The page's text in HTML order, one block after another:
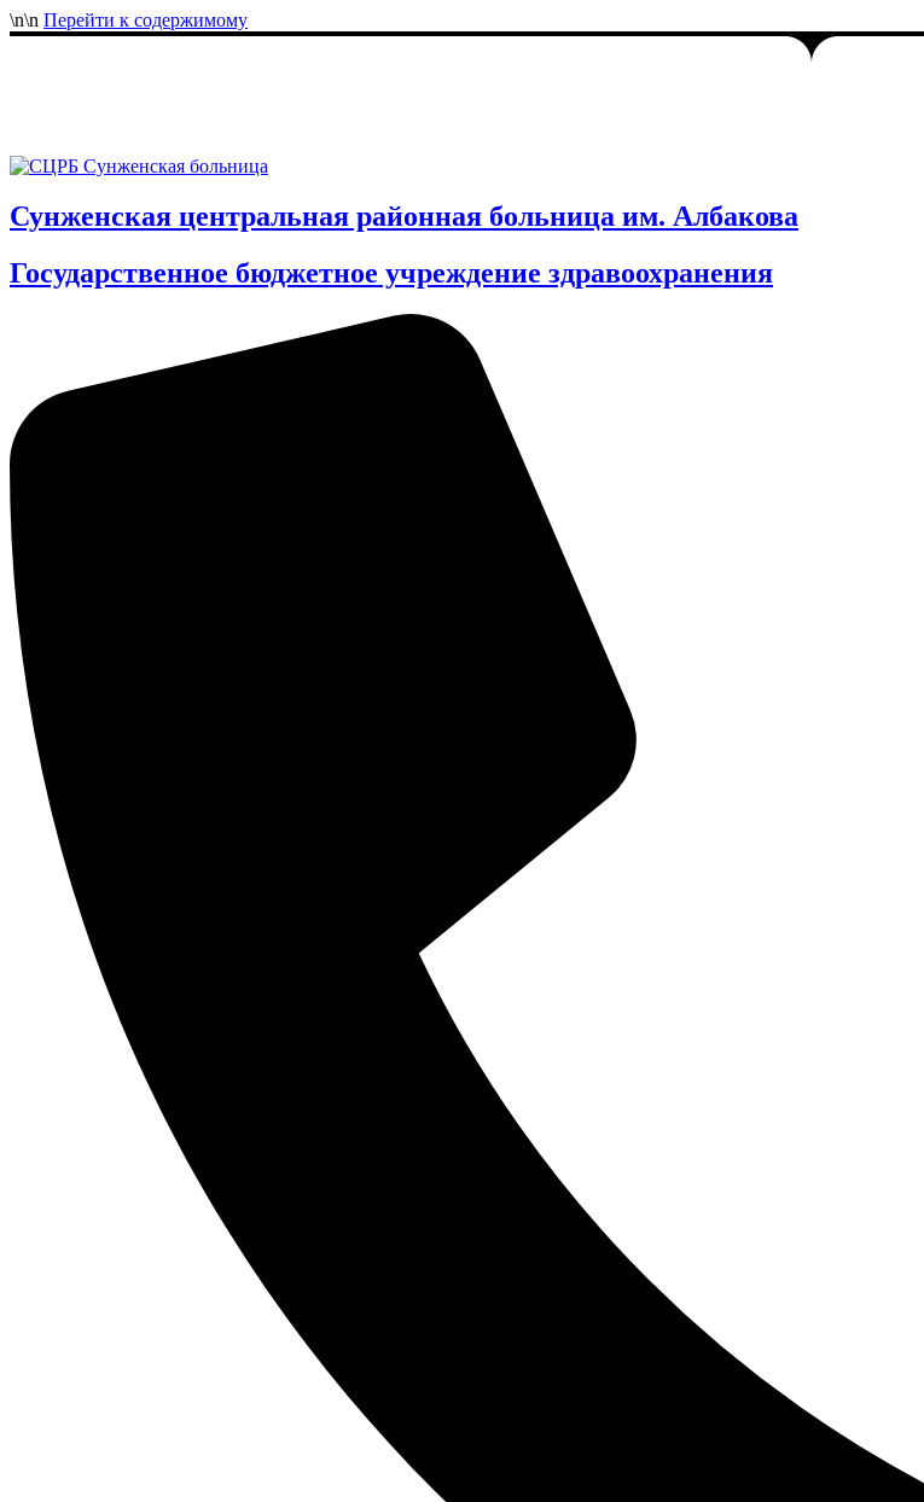
\n\n Перейти к содержимому
Сунженская центральная районная больница им. Албакова
Государственное бюджетное учреждение здравоохранения